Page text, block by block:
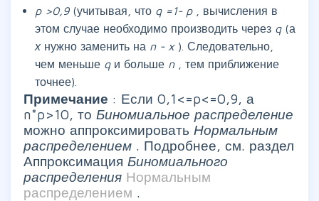
p >0,9 (учитывая, что q =1- p
, вычисления в
этом случае необходимо производить через q (а
х нужно заменить на n - x ). Следовательно,
чем меньше q и больше n
, тем приближение
точнее).
Примечание : Если 0,1<=p<=0,9, а
n*p>10, то Биномиальное распределение
можно аппроксимировать Нормальным
распределением . Подробнее, см. раздел
Аппроксимация Биномиального
распределения Нормальным
распределением .